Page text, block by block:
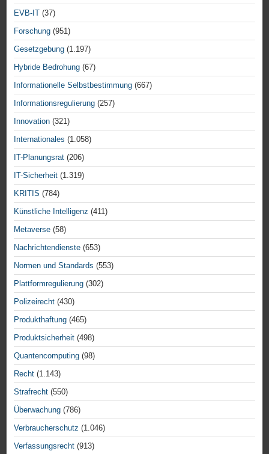
EVB-IT (37)
Forschung (951)
Gesetzgebung (1.197)
Hybride Bedrohung (67)
Informationelle Selbstbestimmung (667)
Informationsregulierung (257)
Innovation (321)
Internationales (1.058)
IT-Planungsrat (206)
IT-Sicherheit (1.319)
KRITIS (784)
Künstliche Intelligenz (411)
Metaverse (58)
Nachrichtendienste (653)
Normen und Standards (553)
Plattformregulierung (302)
Polizeirecht (430)
Produkthaftung (465)
Produktsicherheit (498)
Quantencomputing (98)
Recht (1.143)
Strafrecht (550)
Überwachung (786)
Verbraucherschutz (1.046)
Verfassungsrecht (913)